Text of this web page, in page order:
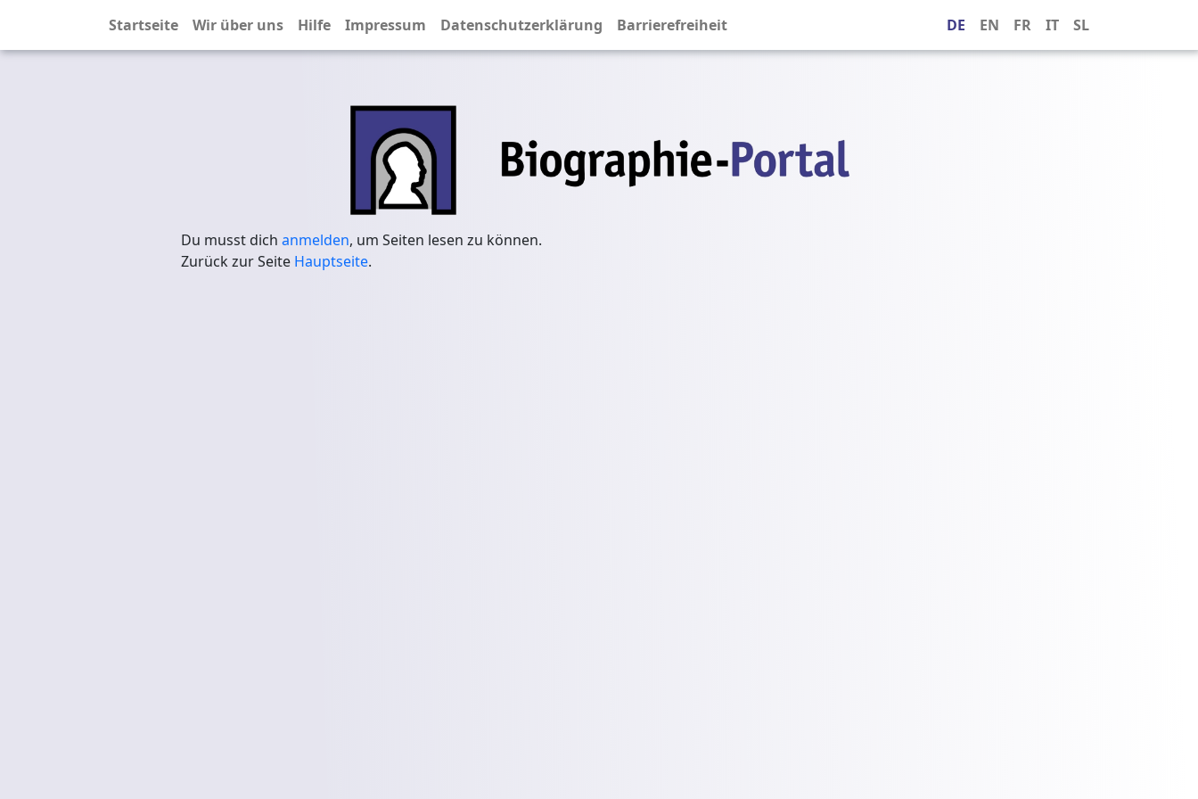
Startseite Wir über uns Hilfe Impressum Datenschutzerklärung Barrierefreiheit DE EN FR IT SL
Du musst dich anmelden, um Seiten lesen zu können.
Zurück zur Seite Hauptseite.